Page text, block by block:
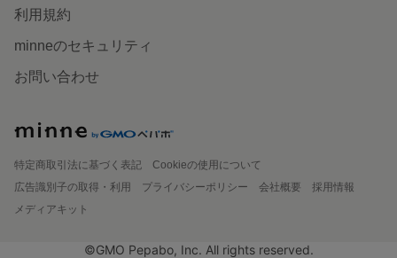
利用規約
minneのセキュリティ
お問い合わせ
特定商取引法に基づく表記
Cookieの使用について
広告識別子の取得・利用
プライバシーポリシー 会社概要
採用情報
メディアキット
©GMO Pepabo, Inc. All rights reserved.